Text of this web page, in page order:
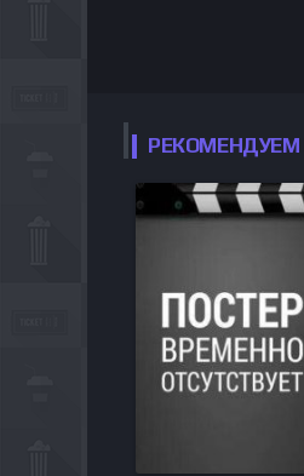
РЕКОМЕНДУЕМ